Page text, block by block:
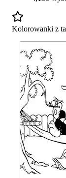
Kolorowanki z